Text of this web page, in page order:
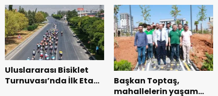
ziyaret.
Uluslararası Bisiklet
Turnuvası’nda İlk Etap
Başkan Toptaş,
mahallelerin yaşam